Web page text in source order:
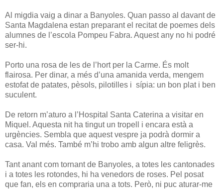
Al migdia vaig a dinar a Banyoles. Quan passo al davant de
Santa Magdalena estan preparant el recitat de poemes dels
alumnes de l’escola Pompeu Fabra. Aquest any no hi podré
ser-hi.
Porto una rosa de les de l’hort per la Carme. És molt
flairosa. Per dinar, a més d’una amanida verda, mengem
estofat de patates, pèsols, pilotilles i sípia: un bon plat i ben
suculent.
De retorn m’aturo a l’Hospital Santa Caterina a visitar en
Miquel. Aquesta nit ha tingut un tropell i encara està a
urgències. Sembla que aquest vespre ja podrà dormir a
casa. Val més. També m’hi trobo amb algun altre feligrès.
Tant anant com tornant de Banyoles, a totes les cantonades
i a totes les rotondes, hi ha venedors de roses. Pel posat
que fan, els en compraria una a tots. Però, ni puc aturar-me